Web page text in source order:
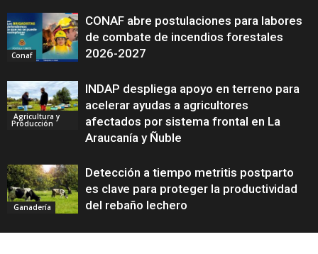
Conaf
CONAF abre postulaciones para labores
de combate de incendios forestales
2026-2027
Agricultura y
Producción
INDAP despliega apoyo en terreno para
acelerar ayudas a agricultores
afectados por sistema frontal en La
Araucanía y Ñuble
Ganadería
Detección a tiempo metritis postparto
es clave para proteger la productividad
del rebaño lechero